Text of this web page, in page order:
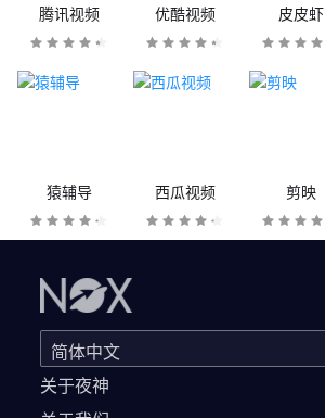
腾讯视频 优酷视频 皮皮虾
猿辅导 西瓜视频 剪映
关于夜神